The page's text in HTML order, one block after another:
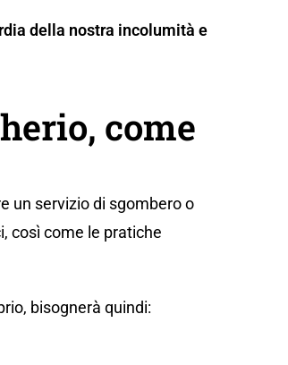
della nostra incolumità e
come
un servizio di sgombero o
così come le pratiche
bisognerà quindi: